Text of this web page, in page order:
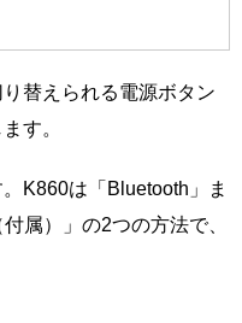
替えられる電源ボタン
す。
K860は「Bluetooth」ま
属）」の2つの方法で、